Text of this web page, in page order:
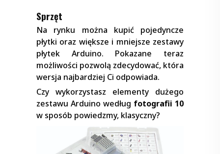
Sprzęt
Na rynku można kupić pojedyncze
płytki oraz większe i mniejsze zestawy
płytek Arduino. Pokazane teraz
możliwości pozwolą zdecydować, która
wersja najbardziej Ci odpowiada.
Czy wykorzystasz elementy dużego
zestawu Arduino według fotografii 10
w sposób powiedzmy, klasyczny?